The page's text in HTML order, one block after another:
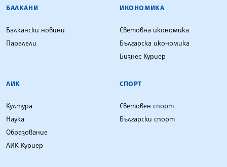
БАЛКАНИ
Балкански новини
Паралели
ИКОНОМИКА
Световна икономика
Българска икономика
Бизнес Куриер
ЛИК
Култура
Наука
Образование
ЛИК Куриер
СПОРТ
Световен спорт
Български спорт